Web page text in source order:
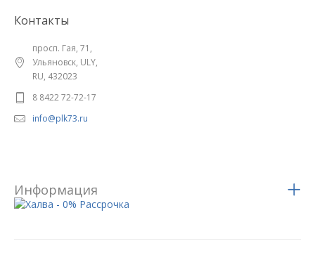
Контакты
просп. Гая, 71,
Ульяновск, ULY,
RU, 432023
8 8422 72-72-17
info@plk73.ru
Информация